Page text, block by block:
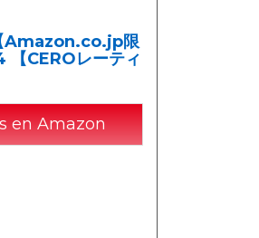
Amazon.co.jp限
【CEROレーティ
en Amazon